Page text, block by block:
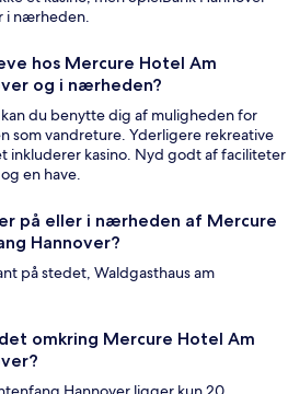
i nærheden.
hos Mercure Hotel Am
og i nærheden?
du benytte dig af muligheden for
som vandreture. Yderligere rekreative
inkluderer kasino. Nyd godt af faciliteter
en have.
på eller i nærheden af Mercure
Hannover?
på stedet, Waldgasthaus am
omkring Mercure Hotel Am